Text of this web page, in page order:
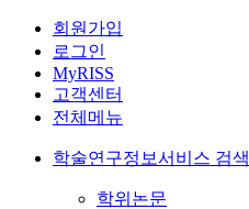
회원가입
로그인
MyRISS
고객센터
전체메뉴
학술연구정보서비스 검색
학위논문